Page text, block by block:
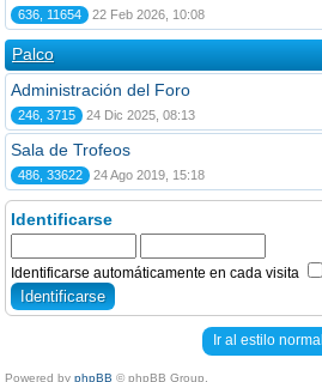
636, 11654 22 Feb 2026, 10:08
Palco
Administración del Foro
246, 3715 24 Dic 2025, 08:13
Sala de Trofeos
486, 33622 24 Ago 2019, 15:18
Identificarse
Identificarse automáticamente en cada visita
Ir al estilo normal
Powered by phpBB © phpBB Group.